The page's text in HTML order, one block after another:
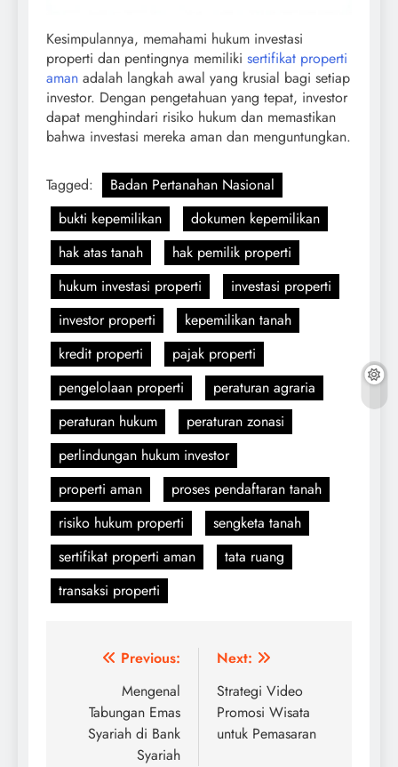
Kesimpulannya, memahami hukum investasi
properti dan pentingnya memiliki sertifikat properti
aman adalah langkah awal yang krusial bagi setiap
investor. Dengan pengetahuan yang tepat, investor
dapat menghindari risiko hukum dan memastikan
bahwa investasi mereka aman dan menguntungkan.
Tagged:
Badan Pertanahan Nasional
bukti kepemilikan
dokumen kepemilikan
hak atas tanah
hak pemilik properti
hukum investasi properti
investasi properti
investor properti
kepemilikan tanah
kredit properti
pajak properti
pengelolaan properti
peraturan agraria
peraturan hukum
peraturan zonasi
perlindungan hukum investor
properti aman
proses pendaftaran tanah
risiko hukum properti
sengketa tanah
sertifikat properti aman
tata ruang
transaksi properti
NavigasiPrevious:
Mengenal
Tabungan Emas
Syariah di Bank
Syariah
Next:
Strategi Video
Promosi Wisata
untuk Pemasaran